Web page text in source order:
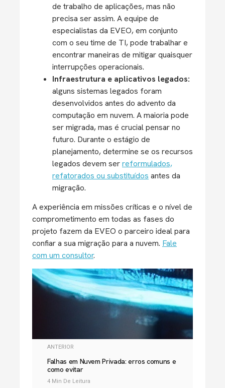
de trabalho de aplicações, mas não
precisa ser assim. A equipe de
especialistas da EVEO, em conjunto
com o seu time de TI, pode trabalhar e
encontrar maneiras de mitigar quaisquer
interrupções operacionais.
Infraestrutura e aplicativos legados:
alguns sistemas legados foram
desenvolvidos antes do advento da
computação em nuvem. A maioria pode
ser migrada, mas é crucial pensar no
futuro. Durante o estágio de
planejamento, determine se os recursos
legados devem serreformulados,
refatorados ou substituídos antes da
migração.
A experiência em missões críticas e o nível de
comprometimento em todas as fases do
projeto fazem da EVEO o parceiro ideal para
confiar a sua migração para a nuvem. Fale
com um consultor.
ANTERIOR
Falhas em Nuvem Privada: erros comuns e
como evitar
4 Min De Leitura